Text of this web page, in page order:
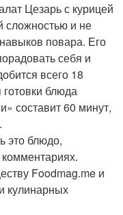
Цезарь с курицей
сложностью и не
повара. Его
себя и
всего 18
блюда
составит 60 минут,
это блюдо,
Foodmag.me и
кулинарных